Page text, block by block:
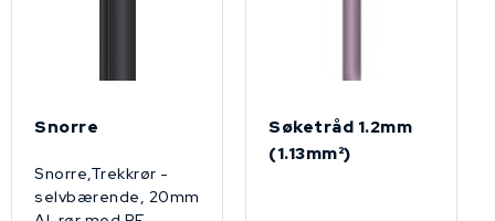
Snorre
Snorre,Trekkrør -
selvbærende, 20mm
Søketråd 1.2mm
(1.13mm²)